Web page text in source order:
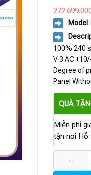
Model
100% 240
V 3 AC
Degree of
Panel
QUÀ
Miễn phí
tận nơi Hỗ